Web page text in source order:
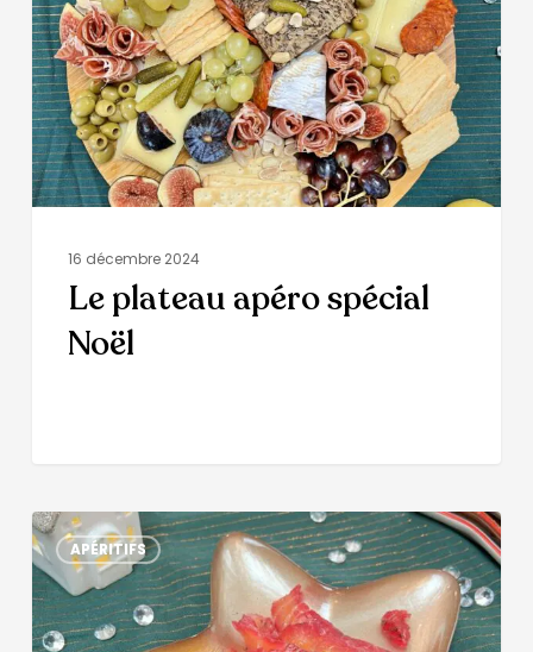
16 décembre 2024
Le plateau apéro spécial
Noël
APÉRITIFS